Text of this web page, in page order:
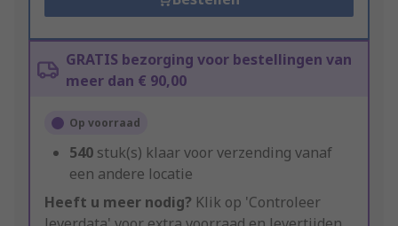
GRATIS bezorging voor bestellingen van
meer dan € 90,00
Op voorraad
540 stuk(s) klaar voor verzending vanaf
een andere locatie
Heeft u meer nodig? Klik op 'Controleer